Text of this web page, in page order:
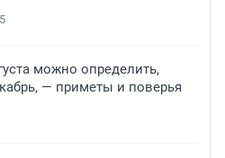
можно определить,
— приметы и поверья